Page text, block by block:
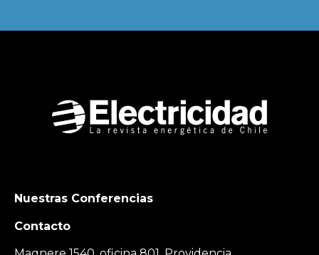
Nuestras Conferencias
Contacto